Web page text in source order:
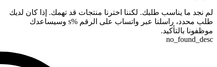
لم نجد ما يناسب طلبك. لكننا اخترنا منتجات قد تهمك. إذا كان لديك
طلب محدد، راسلنا عبر واتساب على الرقم %s وسيساعدك
موظفونا بالتأكيد.
no_found_desc